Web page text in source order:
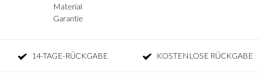
Material
Garantie
14-TAGE-RÜCKGABE KOSTENLOSE RÜCKGABE